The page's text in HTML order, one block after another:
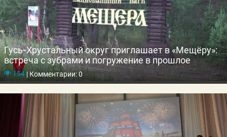
Гусь‑Хрустальный округ приглашает в «Мещёру»:
встреча с зубрами и погружение в прошлое
154|Комментарии: 0